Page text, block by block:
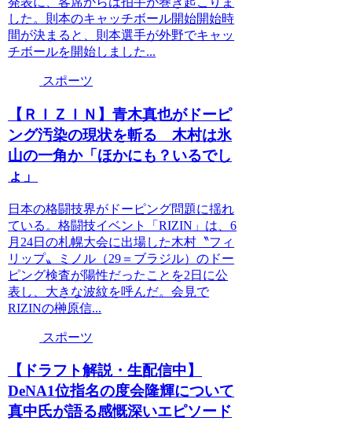
した。則本のキャッチボール開始開始時
間が決まると、則本選手が外野でキャッ
チボールを開始しました...
スポーツ
【ＲＩＺＩＮ】青木真也がドーピ
ング汚染の現状を斬る 木村は氷
山の一角か「ほかにも？いるでし
ょ」
日本の格闘技界がドーピング問題に揺れ
ている。格闘技イベント「RIZIN」は、6
月24日の札幌大会に出場した木村〝フィ
リップ〟ミノル（29＝ブラジル）のドー
ピング検査が陽性だったことを2日に公
表し、大きな波紋を呼んだ。会見で
RIZINの榊原信...
スポーツ
【ドラフト解説・生配信中】
DeNA1位指名の度会隆輝について
真中氏が語る感慨深いエピソード